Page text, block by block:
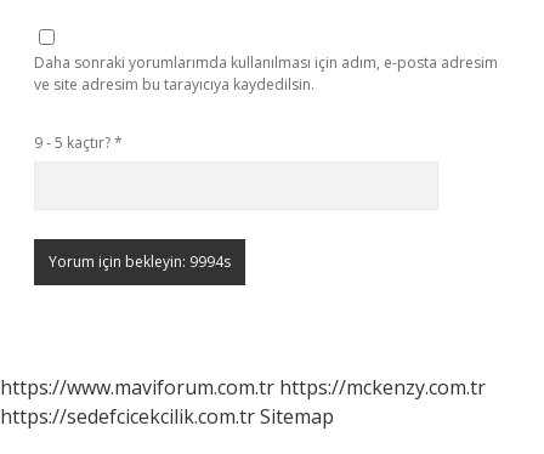
Daha sonraki yorumlarımda kullanılması için adım, e-posta adresim
ve site adresim bu tarayıcıya kaydedilsin.
9 - 5 kaçtır?*
https://www.maviforum.com.tr https://mckenzy.com.tr
https://sedefcicekcilik.com.trSitemap